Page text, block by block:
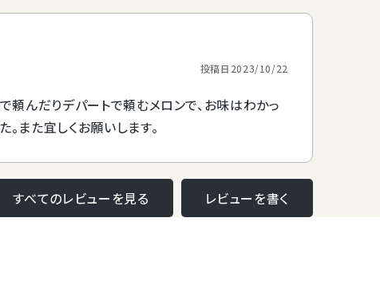
パンフレット
します。 ※こちらのお品は、資源節約のため簡易梱包にてお手配
ンは付いておりません。熨斗はご希望により短冊タイプをご用意い
志 お返し
投稿日 2023/10/22
頼んだりデパートで頼むメロンで、お味はわかっ
また宜しくお願いします。
すべてのレビューを見る レビューを書く